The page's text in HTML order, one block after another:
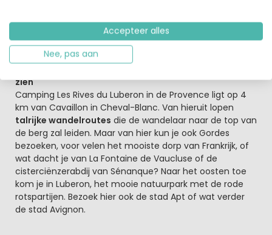
actieve dag? Dan is het restaurant op de camping een
aanrader of wordt het een snelle snack?
zien
Camping Les Rives du Luberon in de Provence ligt op 4
km van Cavaillon in Cheval-Blanc. Van hieruit lopen
talrijke wandelroutes die de wandelaar naar de top van
de berg zal leiden. Maar van hier kun je ook Gordes
bezoeken, voor velen het mooiste dorp van Frankrijk, of
wat dacht je van La Fontaine de Vaucluse of de
cisterciënzerabdij van Sénanque? Naar het oosten toe
kom je in Luberon, het mooie natuurpark met de rode
rotspartijen. Bezoek hier ook de stad Apt of wat verder
de stad Avignon.
Accepteer alles
Nee, pas aan